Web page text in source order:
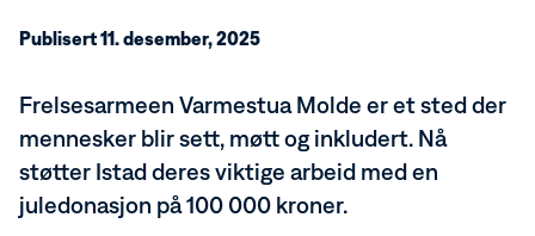
Aktuelt
Istad Sanntidsmåler
Fordeler bedrift
Endring abonnement fellesmåling
Energinettverk Istad
Markedsrapport
Aktuelt
Borettslag
Varmepumper
Ladeanlegg for borettslag
App for borettslag
Aktuelt
Kraftproduksjon
Kraftproduksjon
Fjernvarme
Vannkraft
Bærekraft
Om Istad Kraft
Kundeservice
Publisert 11. desember, 2025
Frelsesarmeen Varmestua Molde er et sted der
mennesker blir sett, møtt og inkludert. Nå
støtter Istad deres viktige arbeid med en
juledonasjon på 100 000 kroner.